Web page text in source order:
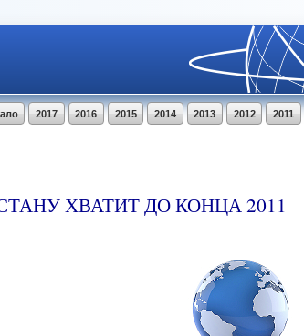
2011
2012
2013
2014
2015
2016
2017
ХВАТИТ ДО КОНЦА 2011